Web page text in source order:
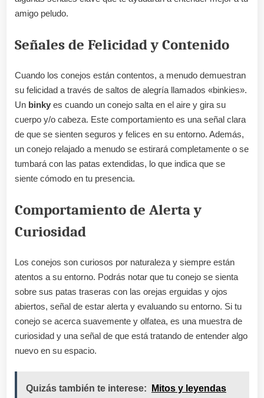
amigo peludo.
Señales de Felicidad y Contenido
Cuando los conejos están contentos, a menudo demuestran
su felicidad a través de saltos de alegría llamados «binkies».
Un binky es cuando un conejo salta en el aire y gira su
cuerpo y/o cabeza. Este comportamiento es una señal clara
de que se sienten seguros y felices en su entorno. Además,
un conejo relajado a menudo se estirará completamente o se
tumbará con las patas extendidas, lo que indica que se
siente cómodo en tu presencia.
Comportamiento de Alerta y
Curiosidad
Los conejos son curiosos por naturaleza y siempre están
atentos a su entorno. Podrás notar que tu conejo se sienta
sobre sus patas traseras con las orejas erguidas y ojos
abiertos, señal de estar alerta y evaluando su entorno. Si tu
conejo se acerca suavemente y olfatea, es una muestra de
curiosidad y una señal de que está tratando de entender algo
nuevo en su espacio.
Quizás también te interese:
Mitos y leyendas